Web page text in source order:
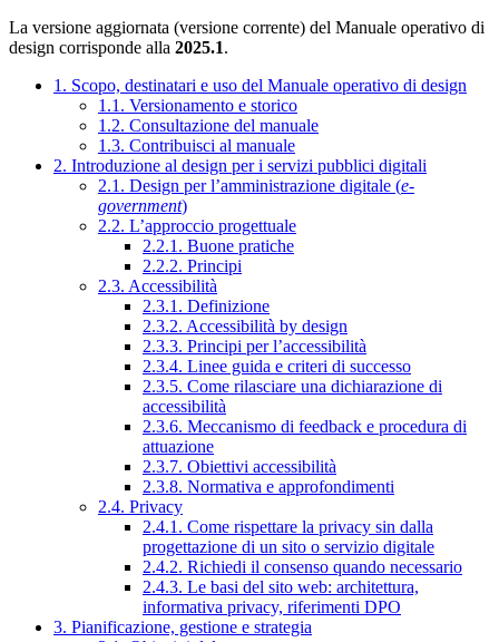
La versione aggiornata (versione corrente) del Manuale operativo di
design corrisponde alla 2025.1.
1. Scopo, destinatari e uso del Manuale operativo di design
1.1. Versionamento e storico
1.2. Consultazione del manuale
1.3. Contribuisci al manuale
2. Introduzione al design per i servizi pubblici digitali
2.1. Design per l’amministrazione digitale (e-
government)
2.2. L’approccio progettuale
2.2.1. Buone pratiche
2.2.2. Principi
2.3. Accessibilità
2.3.1. Definizione
2.3.2. Accessibilità by design
2.3.3. Principi per l’accessibilità
2.3.4. Linee guida e criteri di successo
2.3.5. Come rilasciare una dichiarazione di
accessibilità
2.3.6. Meccanismo di feedback e procedura di
attuazione
2.3.7. Obiettivi accessibilità
2.3.8. Normativa e approfondimenti
2.4. Privacy
2.4.1. Come rispettare la privacy sin dalla
progettazione di un sito o servizio digitale
2.4.2. Richiedi il consenso quando necessario
2.4.3. Le basi del sito web: architettura,
informativa privacy, riferimenti DPO
3. Pianificazione, gestione e strategia